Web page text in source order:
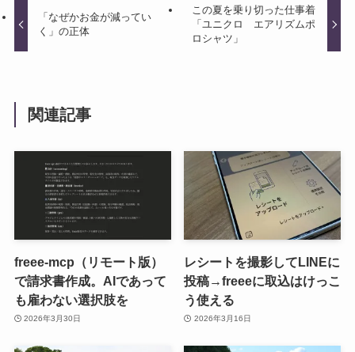
「なぜかお金が減ってい
く」の正体
この夏を乗り切った仕事着
「ユニクロ エアリズムポ
ロシャツ」
関連記事
freee-mcp（リモート版）
で請求書作成。AIであって
も雇わない選択肢を
2026年3月30日
レシートを撮影してLINEに
投稿→freeeに取込はけっこ
う使える
2026年3月16日